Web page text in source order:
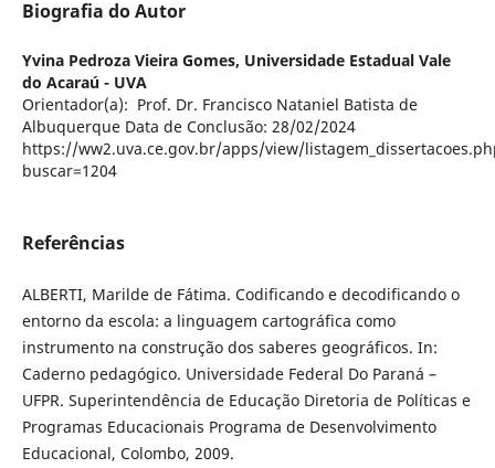
Biografia do Autor
Yvina Pedroza Vieira Gomes, Universidade Estadual Vale
do Acaraú - UVA
Orientador(a): Prof. Dr. Francisco Nataniel Batista de
Albuquerque Data de Conclusão: 28/02/2024
https://ww2.uva.ce.gov.br/apps/view/
buscar=1204
Referências
ALBERTI, Marilde de Fátima. Codificando e decodificando o
entorno da escola: a linguagem cartográfica como
instrumento na construção dos saberes geográficos. In:
Caderno pedagógico. Universidade Federal Do Paraná –
UFPR. Superintendência de Educação Diretoria de Políticas e
Programas Educacionais Programa de Desenvolvimento
Educacional, Colombo, 2009.